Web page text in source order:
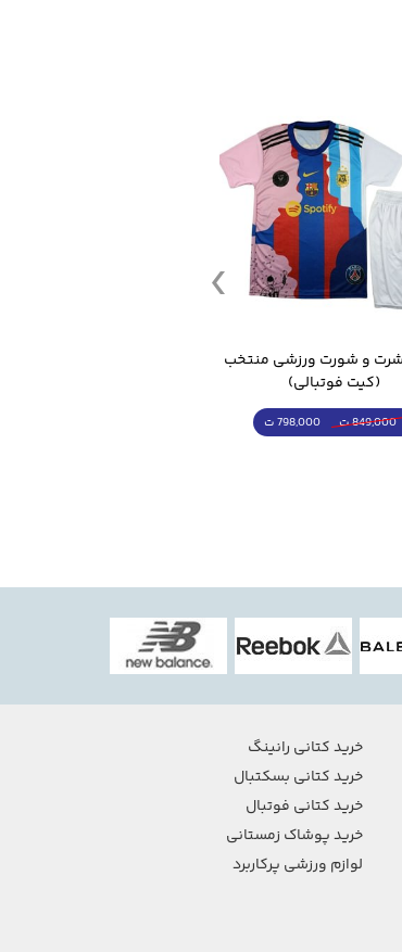
(کیت فوتبالی)
849,000 ت 798,000 ت
خرید کتانی رانینگ
خرید کتانی بسکتبال
خرید کتانی فوتبال
خرید پوشاک زمستانی
لوازم ورزشی پرکاربرد